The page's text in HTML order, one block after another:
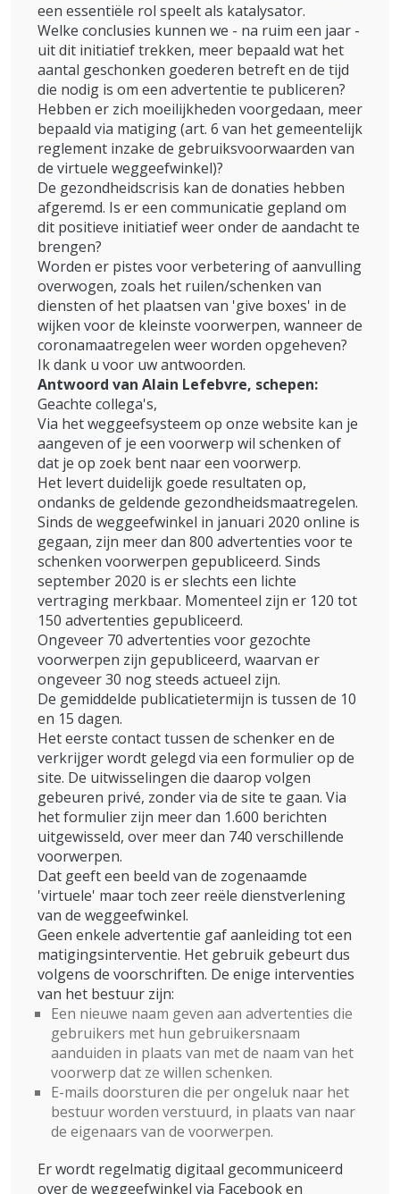
een essentiële rol speelt als katalysator.
Welke conclusies kunnen we - na ruim een jaar -
uit dit initiatief trekken, meer bepaald wat het
aantal geschonken goederen betreft en de tijd
die nodig is om een advertentie te publiceren?
Hebben er zich moeilijkheden voorgedaan, meer
bepaald via matiging (art. 6 van het gemeentelijk
reglement inzake de gebruiksvoorwaarden van
de virtuele weggeefwinkel)?
De gezondheidscrisis kan de donaties hebben
afgeremd. Is er een communicatie gepland om
dit positieve initiatief weer onder de aandacht te
brengen?
Worden er pistes voor verbetering of aanvulling
overwogen, zoals het ruilen/schenken van
diensten of het plaatsen van 'give boxes' in de
wijken voor de kleinste voorwerpen, wanneer de
coronamaatregelen weer worden opgeheven?
Ik dank u voor uw antwoorden.
Antwoord van Alain Lefebvre, schepen:
Geachte collega's,
Via het weggeefsysteem op onze website kan je
aangeven of je een voorwerp wil schenken of
dat je op zoek bent naar een voorwerp.
Het levert duidelijk goede resultaten op,
ondanks de geldende gezondheidsmaatregelen.
Sinds de weggeefwinkel in januari 2020 online is
gegaan, zijn meer dan 800 advertenties voor te
schenken voorwerpen gepubliceerd. Sinds
september 2020 is er slechts een lichte
vertraging merkbaar. Momenteel zijn er 120 tot
150 advertenties gepubliceerd.
Ongeveer 70 advertenties voor gezochte
voorwerpen zijn gepubliceerd, waarvan er
ongeveer 30 nog steeds actueel zijn.
De gemiddelde publicatietermijn is tussen de 10
en 15 dagen.
Het eerste contact tussen de schenker en de
verkrijger wordt gelegd via een formulier op de
site. De uitwisselingen die daarop volgen
gebeuren privé, zonder via de site te gaan. Via
het formulier zijn meer dan 1.600 berichten
uitgewisseld, over meer dan 740 verschillende
voorwerpen.
Dat geeft een beeld van de zogenaamde
'virtuele' maar toch zeer reële dienstverlening
van de weggeefwinkel.
Geen enkele advertentie gaf aanleiding tot een
matigingsinterventie. Het gebruik gebeurt dus
volgens de voorschriften. De enige interventies
van het bestuur zijn:
Een nieuwe naam geven aan advertenties die
gebruikers met hun gebruikersnaam
aanduiden in plaats van met de naam van het
voorwerp dat ze willen schenken.
E-mails doorsturen die per ongeluk naar het
bestuur worden verstuurd, in plaats van naar
de eigenaars van de voorwerpen.
Er wordt regelmatig digitaal gecommuniceerd
over de weggeefwinkel via Facebook en